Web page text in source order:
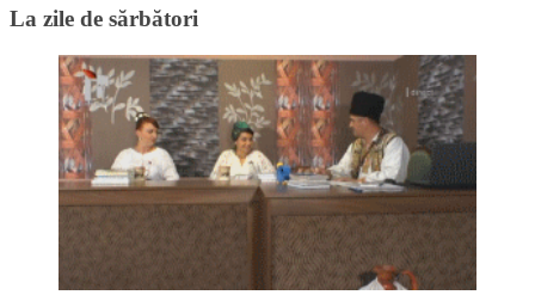
La zile de sărbători